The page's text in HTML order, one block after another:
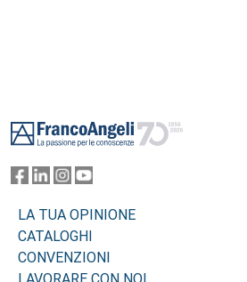
LA TUA OPINIONE
CATALOGHI
CONVENZIONI